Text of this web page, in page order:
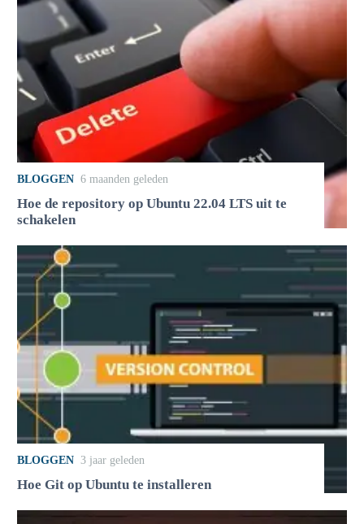
BLOGGEN 6 maanden geleden
Hoe de repository op Ubuntu 22.04 LTS uit te
schakelen
BLOGGEN 3 jaar geleden
Hoe Git op Ubuntu te installeren